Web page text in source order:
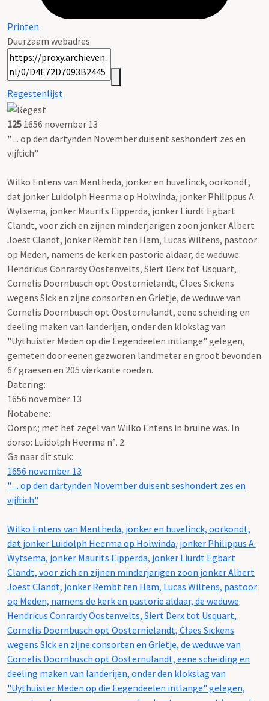
Printen
Duurzaam webadres
Regestenlijst
125 1656 november 13
" ... op den dartynden November duisent seshondert zes en
vijftich"
Wilko Entens van Mentheda, jonker en huvelinck, oorkondt,
dat jonker Luidolph Heerma op Holwinda, jonker Philippus A.
Wytsema, jonker Maurits Eipperda, jonker Liurdt Egbart
Clandt, voor zich en zijnen minderjarigen zoon jonker Albert
Joest Clandt, jonker Rembt ten Ham, Lucas Wiltens, pastoor
op Meden, namens de kerk en pastorie aldaar, de weduwe
Hendricus Conrardy Oostenvelts, Siert Derx tot Usquart,
Cornelis Doornbusch opt Oosternielandt, Claes Sickens
wegens Sick en zijne consorten en Grietje, de weduwe van
Cornelis Doornbusch opt Oosternulandt, eene scheiding en
deeling maken van landerijen, onder den klokslag van
"Uythuister Meden op die Eegendeelen intlange" gelegen,
gemeten door eenen gezworen landmeter en groot bevonden
67 graesen en 205 vierkante roeden.
Datering:
1656 november 13
Notabene:
Oorspr.; met het zegel van Wilko Entens in bruine was. In
dorso: Luidolph Heerma n°. 2.
Ga naar dit stuk:
1656 november 13
" ... op den dartynden November duisent seshondert zes en
vijftich"
Wilko Entens van Mentheda, jonker en huvelinck, oorkondt,
dat jonker Luidolph Heerma op Holwinda, jonker Philippus A.
Wytsema, jonker Maurits Eipperda, jonker Liurdt Egbart
Clandt, voor zich en zijnen minderjarigen zoon jonker Albert
Joest Clandt, jonker Rembt ten Ham, Lucas Wiltens, pastoor
op Meden, namens de kerk en pastorie aldaar, de weduwe
Hendricus Conrardy Oostenvelts, Siert Derx tot Usquart,
Cornelis Doornbusch opt Oosternielandt, Claes Sickens
wegens Sick en zijne consorten en Grietje, de weduwe van
Cornelis Doornbusch opt Oosternulandt, eene scheiding en
deeling maken van landerijen, onder den klokslag van
"Uythuister Meden op die Eegendeelen intlange" gelegen,